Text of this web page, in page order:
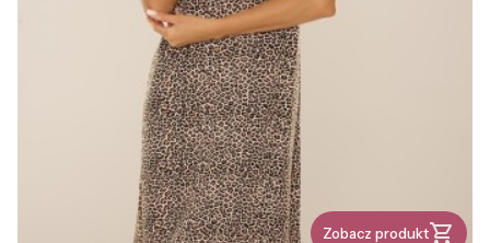
Zobacz produkt